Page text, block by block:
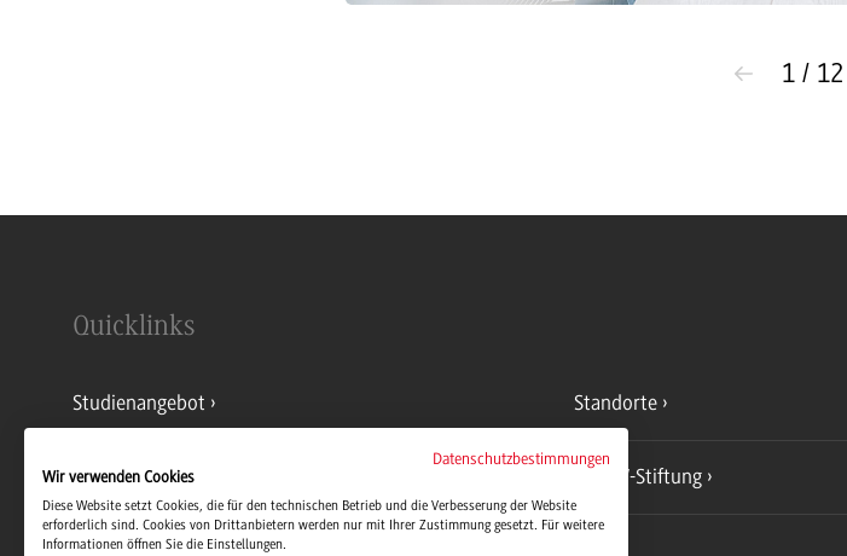
1 / 12
Quicklinks
Studienangebot Standorte
Kontakt DHBW-Stiftung
Stellenangebote
Datenschutzbestimmungen
Wir verwenden Cookies
Diese Website setzt Cookies, die für den technischen Betrieb und die Verbesserung der Website
erforderlich sind. Cookies von Drittanbietern werden nur mit Ihrer Zustimmung gesetzt. Für weitere
Informationen öffnen Sie die Einstellungen.